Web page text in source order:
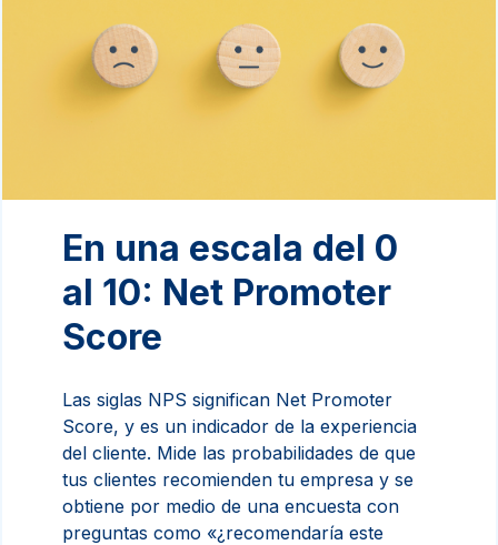
En una escala del 0
al 10: Net Promoter
Score
Las siglas NPS significan Net Promoter
Score, y es un indicador de la experiencia
del cliente. Mide las probabilidades de que
tus clientes recomienden tu empresa y se
obtiene por medio de una encuesta con
preguntas como «¿recomendaría este